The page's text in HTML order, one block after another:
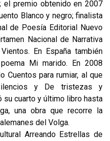
el premio obtenido en 2007
Blanco y negro; finalista
de Poesía Editorial Nuevo
Nacional de Narrativa
En España también
Mi marido. En 2008
Cuentos para rumiar, al que
y De tristezas y
su cuarto y último libro hasta
una obra que recorre la
del Volga.
Arreando Estrellas de